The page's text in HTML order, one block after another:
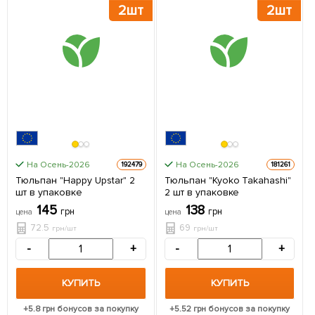
2шт
На Осень-2026 192479
Тюльпан "Happy Upstar" 2
шт в упаковке
цена 145 грн
72.5 грн/шт
- +
КУПИТЬ
+5.8грн бонусов за покупку
2шт
На Осень-2026 181261
Тюльпан "Kyoko Takahashi"
2 шт в упаковке
цена 138 грн
69 грн/шт
- +
КУПИТЬ
+5.52 грн бонусов за покупку